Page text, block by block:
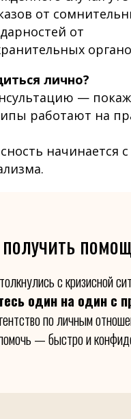
от
от
лично?
—
работают на
начинается
с кризисной
один на один с
по личным
— быстро и